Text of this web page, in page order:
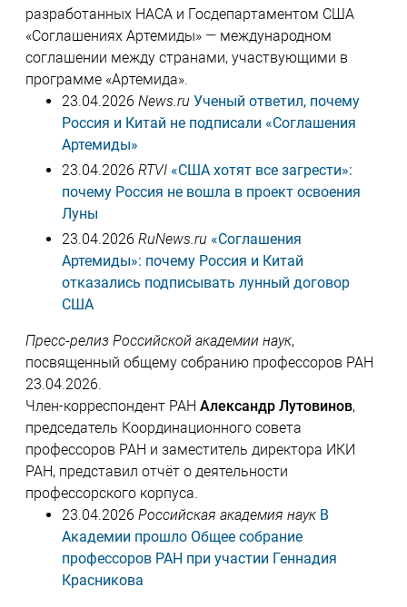
разработанных НАСА и Госдепартаментом США
«Соглашениях Артемиды» — международном
соглашении между странами, участвующими в
программе «Артемида».
23.04.2026 News.ru Ученый ответил, почему
Россия и Китай не подписали «Соглашения
Артемиды»
23.04.2026 RTVI «США хотят все загрести»:
почему Россия не вошла в проект освоения
Луны
23.04.2026 RuNews.ru «Соглашения
Артемиды»: почему Россия и Китай
отказались подписывать лунный договор
США
Пресс-релиз Российской академии наук,
посвященный общему собранию профессоров РАН
23.04.2026.
Член-корреспондент РАН Александр Лутовинов,
председатель Координационного совета
профессоров РАН и заместитель директора ИКИ
РАН, представил отчёт о деятельности
профессорского корпуса.
23.04.2026 Российская академия наук В
Академии прошло Общее собрание
профессоров РАН при участии Геннадия
Красникова